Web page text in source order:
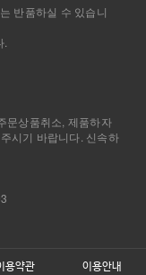
반품하실 수 있습니
문상품취소, 제품하자
시기 바랍니다. 신속하
용약관 이용안내